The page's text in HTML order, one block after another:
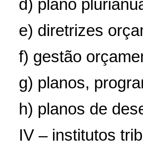
d) plano
e) diretrizes
f) gestão
g) planos,
h) planos de
IV – institutos